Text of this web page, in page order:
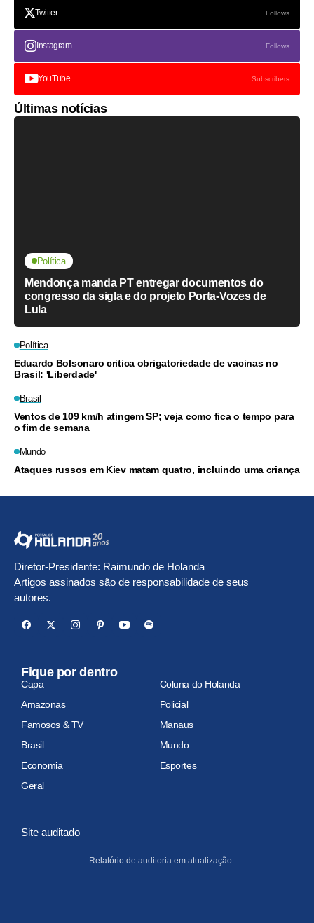
Twitter Follows
Instagram Follows
YouTube Subscribers
Últimas notícias
Política
Mendonça manda PT entregar documentos do
congresso da sigla e do projeto Porta-Vozes de
Lula
Política
Eduardo Bolsonaro critica obrigatoriedade de vacinas no
Brasil: 'Liberdade'
Brasil
Ventos de 109 km/h atingem SP; veja como fica o tempo para
o fim de semana
Mundo
Ataques russos em Kiev matam quatro, incluindo uma criança
Diretor-Presidente: Raimundo de Holanda
Artigos assinados são de responsabilidade de seus
autores.
Fique por dentro
Capa
Coluna do Holanda
Amazonas
Policial
Famosos & TV
Manaus
Brasil
Mundo
Economia
Esportes
Geral
Site auditado
Relatório de auditoria em atualização